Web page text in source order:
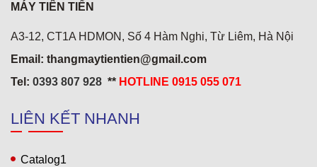
Khách sạn 5* Hải Yến 3
MÁY TIÊN TIẾN
A3-12, CT1A HDMON, Số 4 Hàm Nghi, Từ Liêm, Hà Nội
Email: thangmaytientien@gmail.com
Tel: 0393 807 928 ** HOTLINE 0915 055 071
LIÊN KẾT NHANH
Catalog1